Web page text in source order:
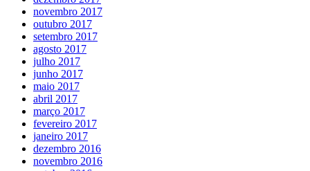
novembro 2017
outubro 2017
setembro 2017
agosto 2017
julho 2017
junho 2017
maio 2017
abril 2017
março 2017
fevereiro 2017
janeiro 2017
dezembro 2016
novembro 2016